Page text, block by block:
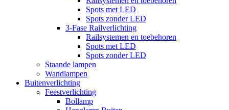
Spots met LED
Spots zonder LED
3-Fase Railverlichting
Railsystemen en toebehoren
Spots met LED
Spots zonder LED
Staande lampen
Wandlampen
Buitenverlichting
Feestverlichting
Bollamp